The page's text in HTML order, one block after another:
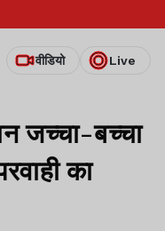
वीडियो Live
जच्चा-बच्चा
का